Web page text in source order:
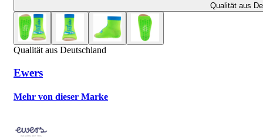
Qualität aus
Qualität aus Deutschland
Ewers
Mehr von dieser Marke